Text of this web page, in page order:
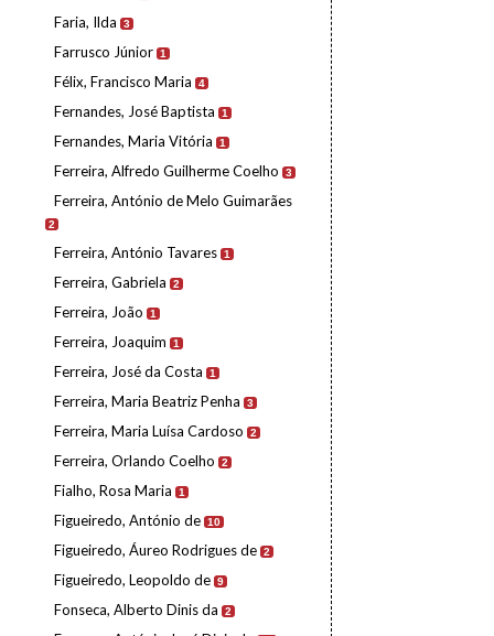
Faria, Ilda 3
Farrusco Júnior 1
Félix, Francisco Maria 4
Fernandes, José Baptista 1
Fernandes, Maria Vitória 1
Ferreira, Alfredo Guilherme Coelho 3
Ferreira, António de Melo Guimarães
2
Ferreira, António Tavares 1
Ferreira, Gabriela 2
Ferreira, João 1
Ferreira, Joaquim 1
Ferreira, José da Costa 1
Ferreira, Maria Beatriz Penha 3
Ferreira, Maria Luísa Cardoso 2
Ferreira, Orlando Coelho 2
Fialho, Rosa Maria 1
Figueiredo, António de 10
Figueiredo, Áureo Rodrigues de 2
Figueiredo, Leopoldo de 9
Fonseca, Alberto Dinis da 2